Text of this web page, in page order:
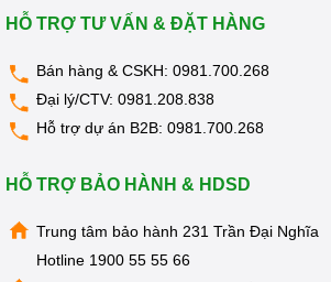
HỖ TRỢ TƯ VẤN & ĐẶT HÀNG
Bán hàng & CSKH: 0981.700.268
Đại lý/CTV: 0981.208.838
Hỗ trợ dự án B2B: 0981.700.268
HỖ TRỢ BẢO HÀNH & HDSD
Trung tâm bảo hành 231 Trần Đại Nghĩa
Hotline 1900 55 55 66